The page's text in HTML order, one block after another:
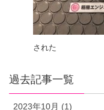
された
過去記事一覧
2023年10月 (1)